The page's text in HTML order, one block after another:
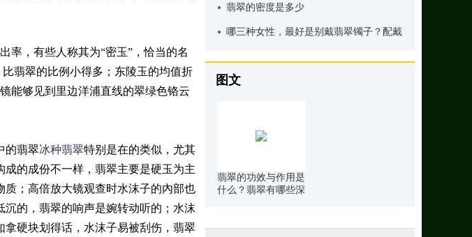
率，有些人称其为“密玉”，恰当的名
翡翠的比例小得多；东陵玉的均值折
能够见到里边洋浦直线的翠绿色铬云
的翡翠冰种翡翠特别是在的类似，尤其
的成份不一样，翡翠主要是硬玉为主
；高倍放大镜观查时水沫子的內部也
的，翡翠的响声是婉转动听的；水沫
硬块划得话，水沫子易被刮伤，翡翠
翡翠的密度是多少
哪三种女性，最好是别戴翡翠镯子？配戴
图文
翡翠的功效与作用是
什么？翡翠有哪些深